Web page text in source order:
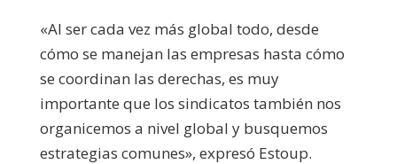
«Al ser cada vez más global todo, desde
cómo se manejan las empresas hasta cómo
se coordinan las derechas, es muy
importante que los sindicatos también nos
organicemos a nivel global y busquemos
estrategias comunes», expresó Estoup.